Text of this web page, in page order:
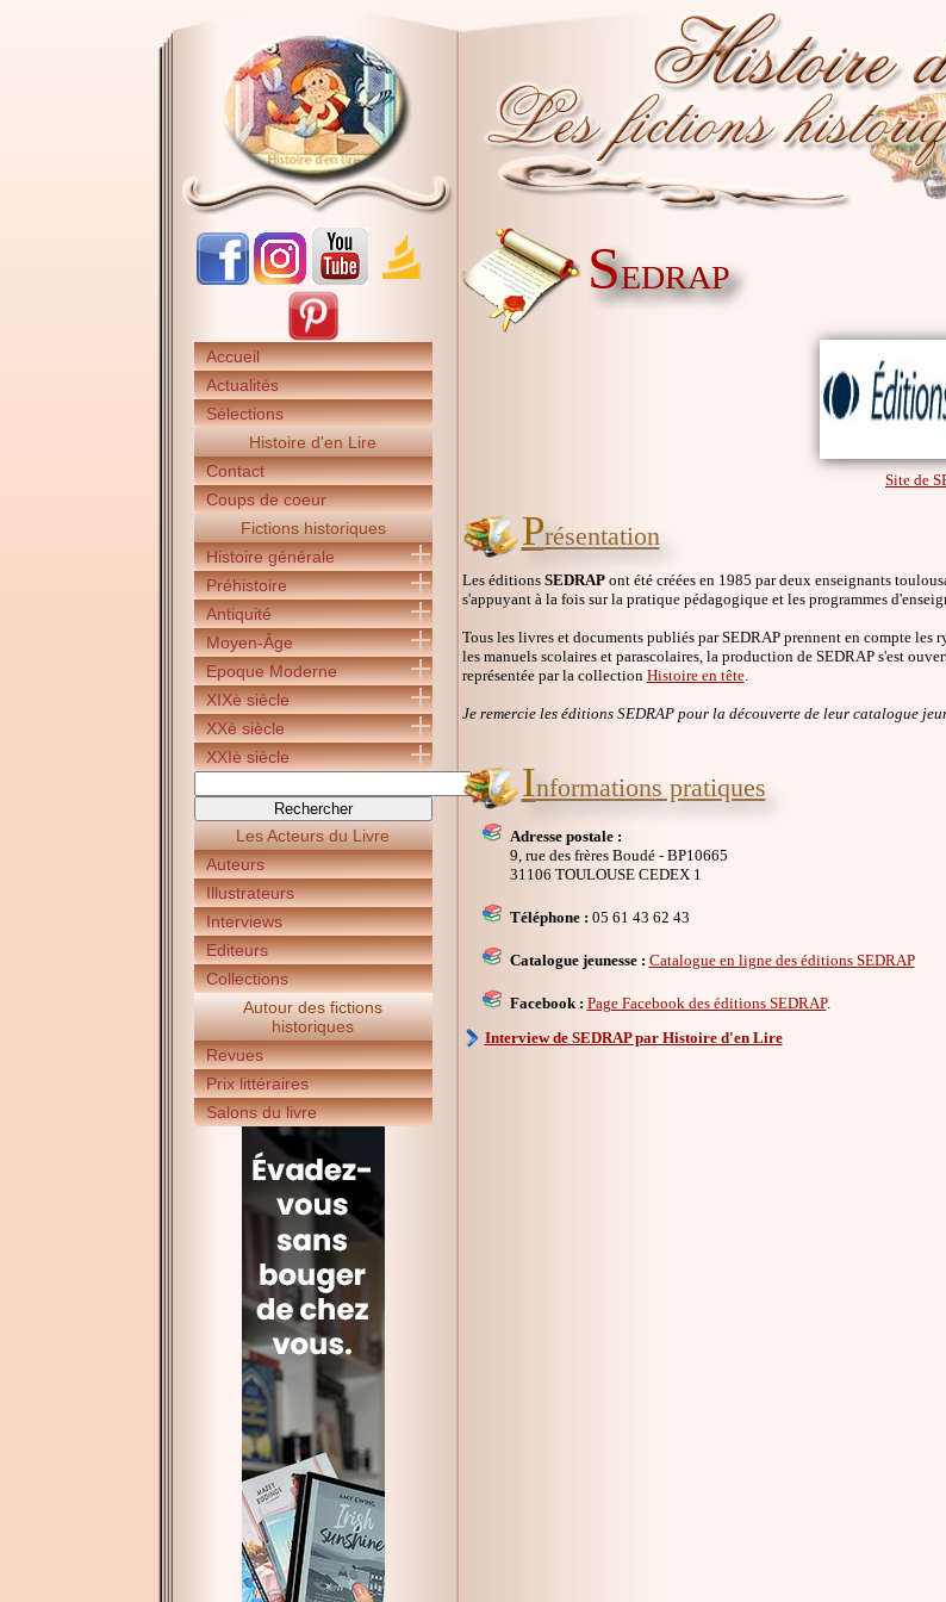
Accueil
Actualités
Sélections
Histoire d'en Lire
Contact
Coups de coeur
Fictions historiques
Histoire générale
Préhistoire
Antiquité
Moyen-Âge
Epoque Moderne
XIXè siècle
XXè siècle
XXIè siècle
Les Acteurs du Livre
Auteurs
Illustrateurs
Interviews
Editeurs
Collections
Autour des fictions
historiques
Revues
Prix littéraires
Salons du livre
SEDRAP
Site de
Présentation
Les éditions SEDRAPont été créées en 1985 par deux enseignants
s'appuyant à la fois sur la pratique pédagogique et les programmes
Tous les livres et documents publiés par SEDRAP prennent en compte
les manuels scolaires et parascolaires, la production de SEDRAP s'est
représentée par la collection Histoire en tête.
Je remercie les éditions SEDRAP pour la découverte de leur catalogue
Informations pratiques
Adresse postale :
9, rue des frères Boudé - BP10665
31106 TOULOUSE CEDEX 1
Téléphone : 05 61 43 62 43
Catalogue jeunesse : Catalogue en ligne des éditions SEDRAP
Facebook : Page Facebook des éditions SEDRAP.
Interview de SEDRAP par Histoire d'en Lire